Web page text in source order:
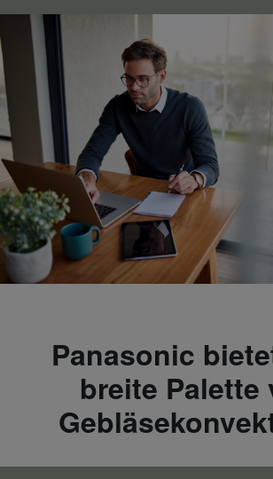
Panasonic
breite Palette